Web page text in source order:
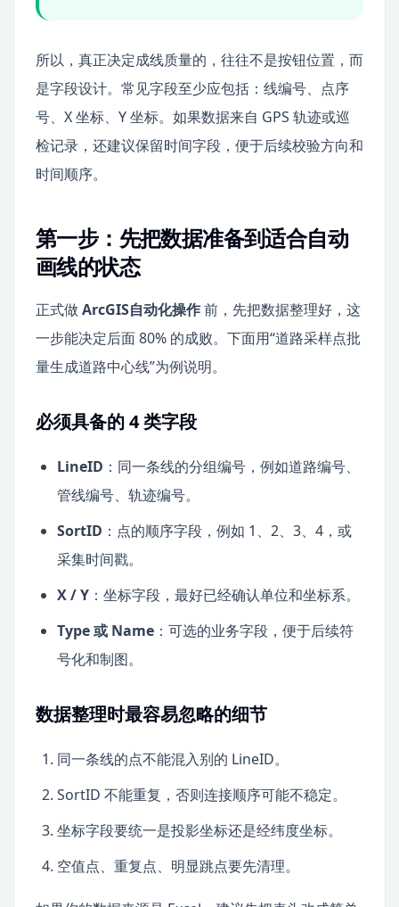
所以，真正决定成线质量的，往往不是按钮位置，而
是字段设计。常见字段至少应包括：线编号、点序
号、X 坐标、Y 坐标。如果数据来自 GPS 轨迹或巡
检记录，还建议保留时间字段，便于后续校验方向和
时间顺序。
第一步：先把数据准备到适合自动
画线的状态
正式做ArcGIS自动化操作前，先把数据整理好，这
一步能决定后面 80% 的成败。下面用“道路采样点批
量生成道路中心线”为例说明。
必须具备的 4 类字段
LineID ：同一条线的分组编号，例如道路编号、
管线编号、轨迹编号。
SortID ：点的顺序字段，例如 1、2、3、4，或
采集时间戳。
X / Y ：坐标字段，最好已经确认单位和坐标系。
Type 或 Name ：可选的业务字段，便于后续符
号化和制图。
数据整理时最容易忽略的细节
同一条线的点不能混入别的 LineID。
SortID 不能重复，否则连接顺序可能不稳定。
坐标字段要统一是投影坐标还是经纬度坐标。
空值点、重复点、明显跳点要先清理。